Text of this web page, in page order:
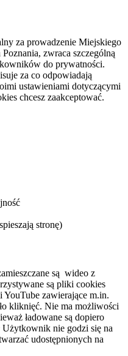
za prowadzenie Miejskiego
zwraca szczególną
do prywatności.
za co odpowiadają
ustawieniami dotyczącymi
chcesz zaakceptować.
stronę)
są wideo z
są pliki cookies
YouTube zawierające m.in.
kliknięć. Nie ma możliwości
ładowane są dopiero
nie godzi się na
udostępnionych na